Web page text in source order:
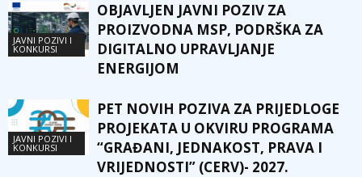
JAVNI POZIVI I
KONKURSI
OBJAVLJEN JAVNI POZIV ZA
PROIZVODNA MSP, PODRŠKA ZA
DIGITALNO UPRAVLJANJE
ENERGIJOM
JAVNI POZIVI I
KONKURSI
PET NOVIH POZIVA ZA PRIJEDLOGE
PROJEKATA U OKVIRU PROGRAMA
“GRAĐANI, JEDNAKOST, PRAVA I
VRIJEDNOSTI” (CERV)- 2027.